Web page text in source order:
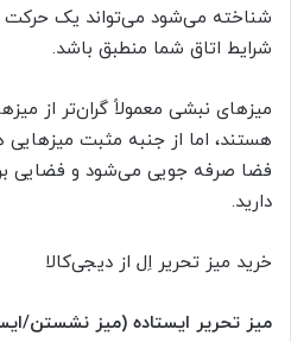
شناخته می‌شود می‌تواند یک حرکت
شرایط اتاق شما منطبق باشد.
میزهای نبشی معمولاً گران‌تر از
هستند، اما از جنبه مثبت
فضا صرفه جویی می‌شود و فضایی
دارید.
خرید میز تحریر اِل از دیجی‌کالا
میز تحریر ایستاده (میز نشستن/